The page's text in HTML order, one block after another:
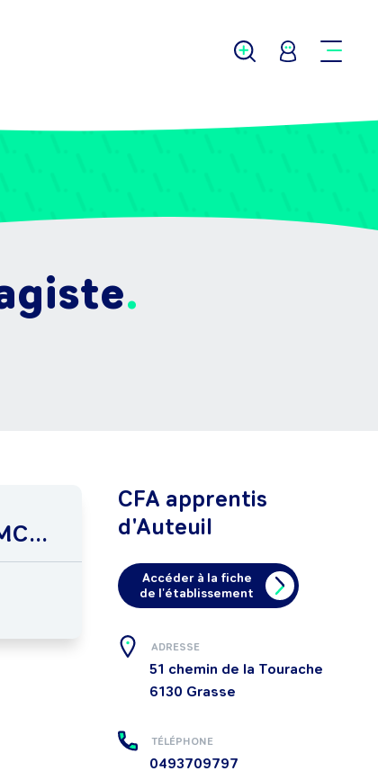
CFA apprentis
d'Auteuil
Accéder à la fiche
de l'établissement
ADRESSE
51 chemin de la Tourache
6130 Grasse
TÉLÉPHONE
0493709797